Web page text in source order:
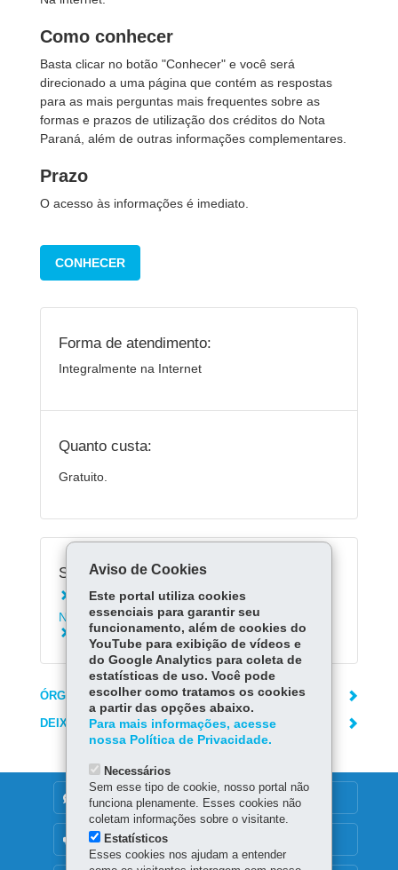
Como conhecer
Basta clicar no botão "Conhecer" e você será
direcionado a uma página que contém as respostas
para as mais perguntas mais frequentes sobre as
formas e prazos de utilização dos créditos do Nota
Paraná, além de outras informações complementares.
Prazo
O acesso às informações é imediato.
CONHECER
Forma de atendimento:
Integralmente na Internet
Quanto custa:
Gratuito.
Serviços Relacionados:
Saber como são calculados os créditos do
Nota Paraná
Conferir seu saldo no Nota Paraná
ÓRGÃO RESPONSÁVEL
DEIXE SUA OPINIÃO
DENUNCIE CORRUPÇÃO
OUVIDORIA
Aviso de Cookies
Este portal utiliza cookies
essenciais para garantir seu
funcionamento, além de cookies do
YouTube para exibição de vídeos e
do Google Analytics para coleta de
estatísticas de uso. Você pode
escolher como tratamos os cookies
a partir das opções abaixo.
Para mais informações, acesse
nossa Política de Privacidade.
Necessários
Sem esse tipo de cookie, nosso portal não
funciona plenamente. Esses cookies não
coletam informações sobre o visitante.
Estatísticos
Esses cookies nos ajudam a entender